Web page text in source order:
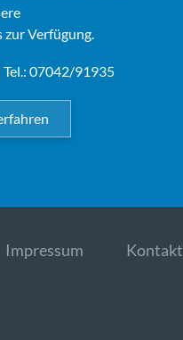
zur Verfügung.
07042/91935
Impressum Kontakt